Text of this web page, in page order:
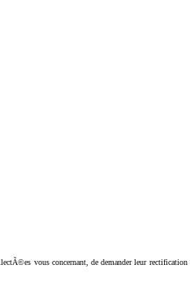
vous concernant, de demander leur